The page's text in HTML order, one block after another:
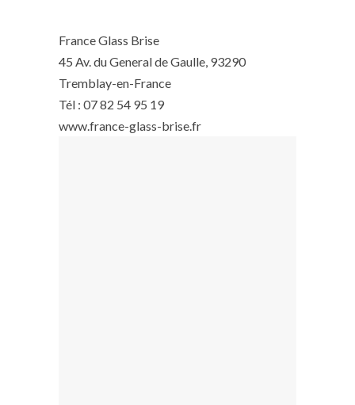
France Glass Brise
45 Av. du General de Gaulle, 93290
Tremblay-en-France
Tél : 07 82 54 95 19
www.france-glass-brise.fr